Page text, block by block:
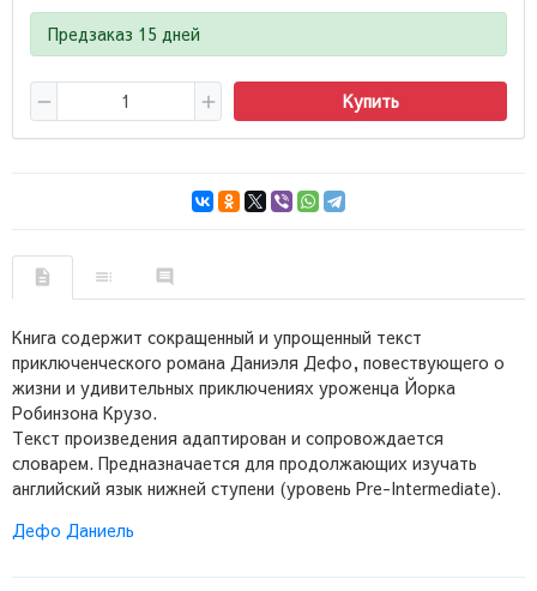
Предзаказ 15 дней
Купить
Книга содержит сокращенный и упрощенный текст
приключенческого романа Даниэля Дефо, повествующего о
жизни и удивительных приключениях уроженца Йорка
Робинзона Крузо.
Текст произведения адаптирован и сопровождается
словарем. Предназначается для продолжающих изучать
английский язык нижней ступени (уровень Pre-Intermediate).
Дефо Даниель